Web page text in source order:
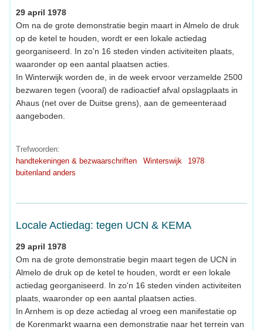
29 april 1978
Om na de grote demonstratie begin maart in Almelo de druk
op de ketel te houden, wordt er een lokale actiedag
georganiseerd. In zo'n 16 steden vinden activiteiten plaats,
waaronder op een aantal plaatsen acties.
In Winterwijk worden de, in de week ervoor verzamelde 2500
bezwaren tegen (vooral) de radioactief afval opslagplaats in
Ahaus (net over de Duitse grens), aan de gemeenteraad
aangeboden.
Trefwoorden:
handtekeningen & bezwaarschriften
Winterswijk
1978
buitenland anders
Locale Actiedag: tegen UCN & KEMA
29 april 1978
Om na de grote demonstratie begin maart tegen de UCN in
Almelo de druk op de ketel te houden, wordt er een lokale
actiedag georganiseerd. In zo'n 16 steden vinden activiteiten
plaats, waaronder op een aantal plaatsen acties.
In Arnhem is op deze actiedag al vroeg een manifestatie op
de Korenmarkt waarna een demonstratie naar het terrein van